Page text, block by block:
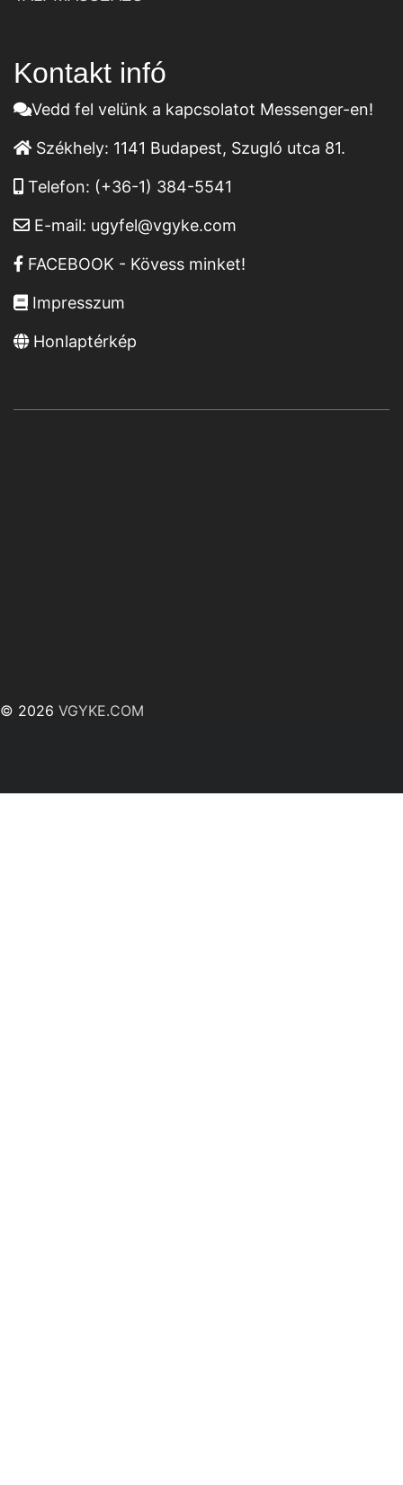
Kontakt infó
Vedd fel velünk a kapcsolatot Messenger-en!
Székhely: 1141 Budapest, Szugló utca 81.
Telefon: (+36-1) 384-5541
E-mail: ugyfel@vgyke.com
FACEBOOK - Kövess minket!
Impresszum
Honlaptérkép
© 2026 VGYKE.COM